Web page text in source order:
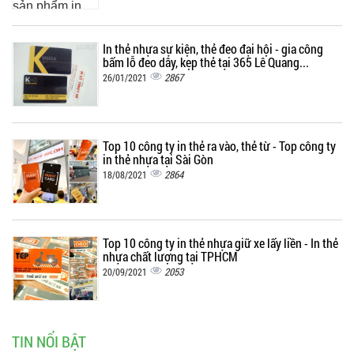
In thẻ nhựa sự kiện, thẻ đeo đại hội - gia công
bấm lỗ đeo dây, kẹp thẻ tại 365 Lê Quang...
26/01/2021 2867
Top 10 công ty in thẻ ra vào, thẻ từ - Top công ty
in thẻ nhựa tại Sài Gòn
18/08/2021 2864
Top 10 công ty in thẻ nhựa giữ xe lấy liền - In thẻ
nhựa chất lượng tại TPHCM
20/09/2021 2053
TIN NỔI BẬT